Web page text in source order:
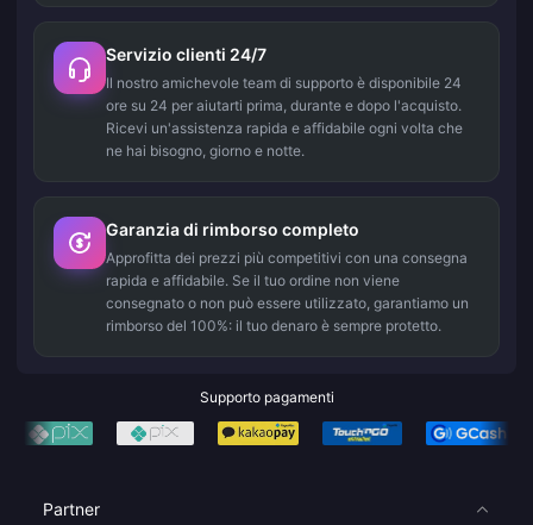
Servizio clienti 24/7
Il nostro amichevole team di supporto è disponibile 24
ore su 24 per aiutarti prima, durante e dopo l'acquisto.
Ricevi un'assistenza rapida e affidabile ogni volta che
ne hai bisogno, giorno e notte.
Garanzia di rimborso completo
Approfitta dei prezzi più competitivi con una consegna
rapida e affidabile. Se il tuo ordine non viene
consegnato o non può essere utilizzato, garantiamo un
rimborso del 100%: il tuo denaro è sempre protetto.
Supporto pagamenti
Partner